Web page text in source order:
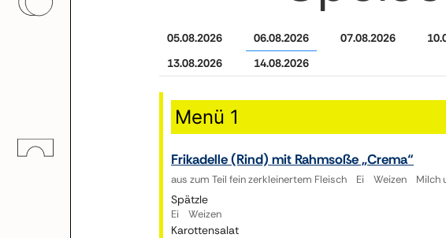
05.08.2026 06.08.2026 07.08.2026
13.08.2026
14.08.2026
Menü 1
Frikadelle (Rind) mit Rahmsoße „Crema“
aus zum Teil fein zerkleinertem Fleisch Ei Weizen Milch
Spätzle
Ei Weizen
Karottensalat